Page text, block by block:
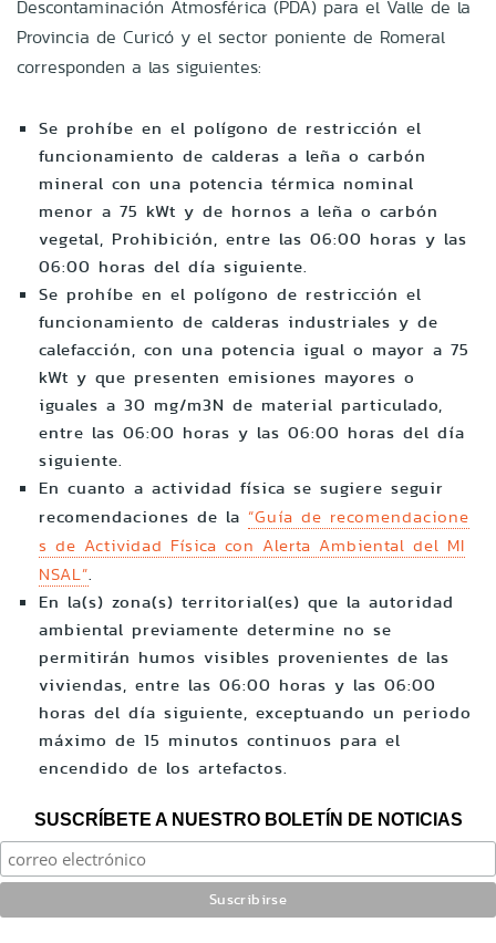
Descontaminación Atmosférica (PDA) para el Valle de la
Provincia de Curicó y el sector poniente de Romeral
corresponden a las siguientes:
Se prohíbe en el polígono de restricción el
funcionamiento de calderas a leña o carbón
mineral con una potencia térmica nominal
menor a 75 kWt y de hornos a leña o carbón
vegetal, Prohibición, entre las 06:00 horas y las
06:00 horas del día siguiente.
Se prohíbe en el polígono de restricción el
funcionamiento de calderas industriales y de
calefacción, con una potencia igual o mayor a 75
kWt y que presenten emisiones mayores o
iguales a 30 mg/m3N de material particulado,
entre las 06:00 horas y las 06:00 horas del día
siguiente.
En cuanto a actividad física se sugiere seguir
recomendaciones de la “Guía de recomendacione
s de Actividad Física con Alerta Ambiental del MI
NSAL”.
En la(s) zona(s) territorial(es) que la autoridad
ambiental previamente determine no se
permitirán humos visibles provenientes de las
viviendas, entre las 06:00 horas y las 06:00
horas del día siguiente, exceptuando un periodo
máximo de 15 minutos continuos para el
encendido de los artefactos.
SUSCRÍBETE A NUESTRO BOLETÍN DE NOTICIAS